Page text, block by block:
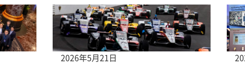
2026年5月21日